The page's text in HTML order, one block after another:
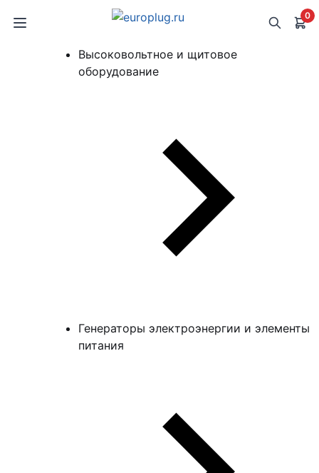
0
Высоковольтное и щитовое
оборудование
Генераторы электроэнергии и элементы
питания